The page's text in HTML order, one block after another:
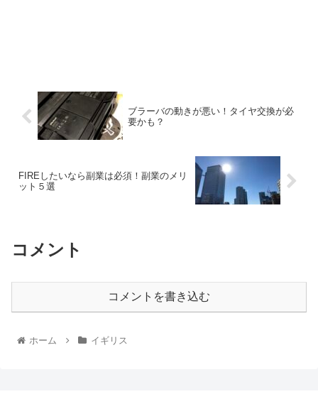
ブラーバの動きが悪い！タイヤ交換が必
要かも？
FIREしたいなら副業は必須！副業のメリ
ット５選
コメント
コメントを書き込む
ホーム イギリス